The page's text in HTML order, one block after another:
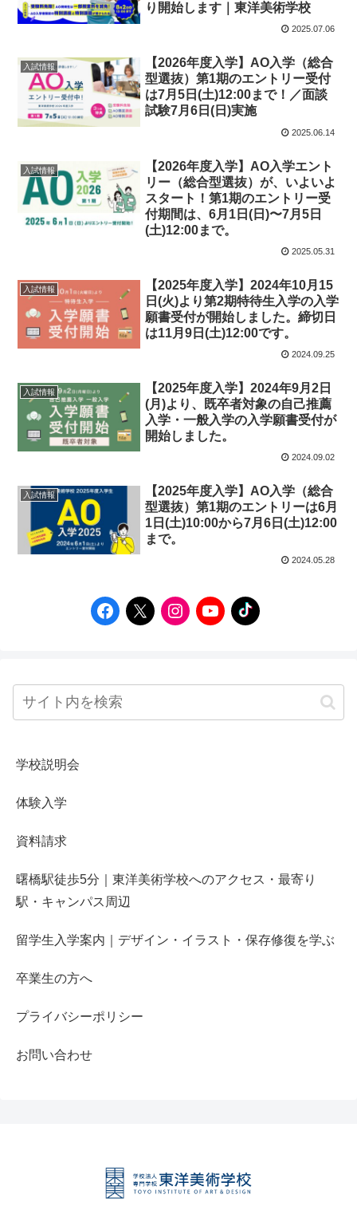
り開始します｜東洋美術学校
2025.07.06
入試情報
【2026年度入学】AO入学（総合
型選抜）第1期のエントリー受付
は7月5日(土)12:00まで！／面談
試験7月6日(日)実施
2025.06.14
入試情報
【2026年度入学】AO入学エント
リー（総合型選抜）が、いよいよ
スタート！第1期のエントリー受
付期間は、6月1日(日)〜7月5日
(土)12:00まで。
2025.05.31
入試情報
【2025年度入学】2024年10月15
日(火)より第2期特待生入学の入学
願書受付が開始しました。締切日
は11月9日(土)12:00です。
2024.09.25
入試情報
【2025年度入学】2024年9月2日
(月)より、既卒者対象の自己推薦
入学・一般入学の入学願書受付が
開始しました。
2024.09.02
入試情報
【2025年度入学】AO入学（総合
型選抜）第1期のエントリーは6月
1日(土)10:00から7月6日(土)12:00
まで。
2024.05.28
学校説明会
体験入学
資料請求
曙橋駅徒歩5分｜東洋美術学校へのアクセス・最寄り
駅・キャンパス周辺
留学生入学案内｜デザイン・イラスト・保存修復を学ぶ
卒業生の方へ
プライバシーポリシー
お問い合わせ